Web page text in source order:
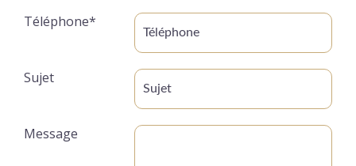
Téléphone*
Sujet
Message